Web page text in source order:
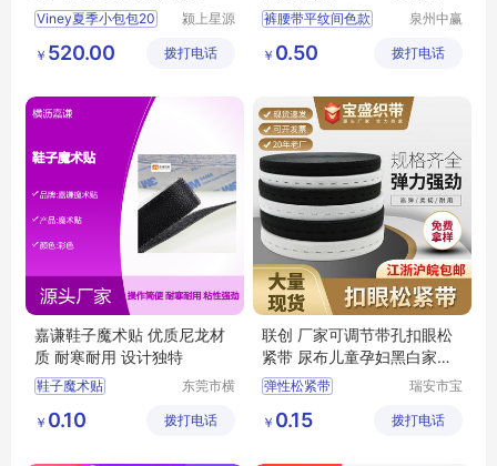
女包SC137
Viney夏季小包包20
颍上星源
有限公司
￥ 520.00 拨打电话
选样定制
裤腰带平纹间色款
泉州中赢
有限公司
￥ 0.50 拨打电话
嘉谦鞋子魔术贴 优质尼龙材
质 耐寒耐用 设计独特
鞋子魔术贴
东莞市横
贴制品厂
￥ 0.10 拨打电话
联创 厂家可调节带孔扣眼松
紧带 尿布儿童孕妇黑白家用
裤子弹性腰带
弹性松紧带
瑞安市宝
限公司
￥ 0.15 拨打电话